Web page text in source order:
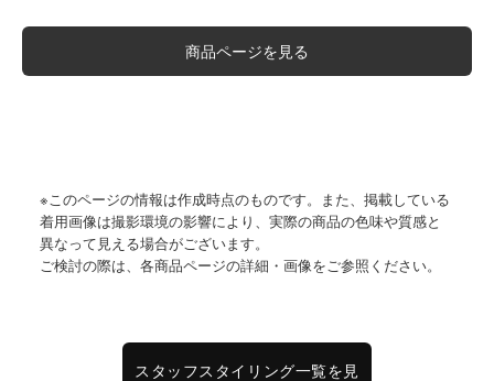
商品ページを見る
※このページの情報は作成時点のものです。また、掲載している
着用画像は撮影環境の影響により、実際の商品の色味や質感と
異なって見える場合がございます。
ご検討の際は、各商品ページの詳細・画像をご参照ください。
スタッフスタイリング一覧を見